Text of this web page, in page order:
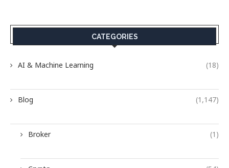
CATEGORIES
AI & Machine Learning (18)
Blog (1,147)
Broker (1)